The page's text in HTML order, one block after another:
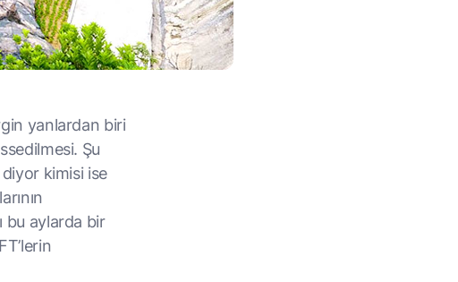
yanlardan biri
Şu
diyor kimisi ise
bu aylarda bir